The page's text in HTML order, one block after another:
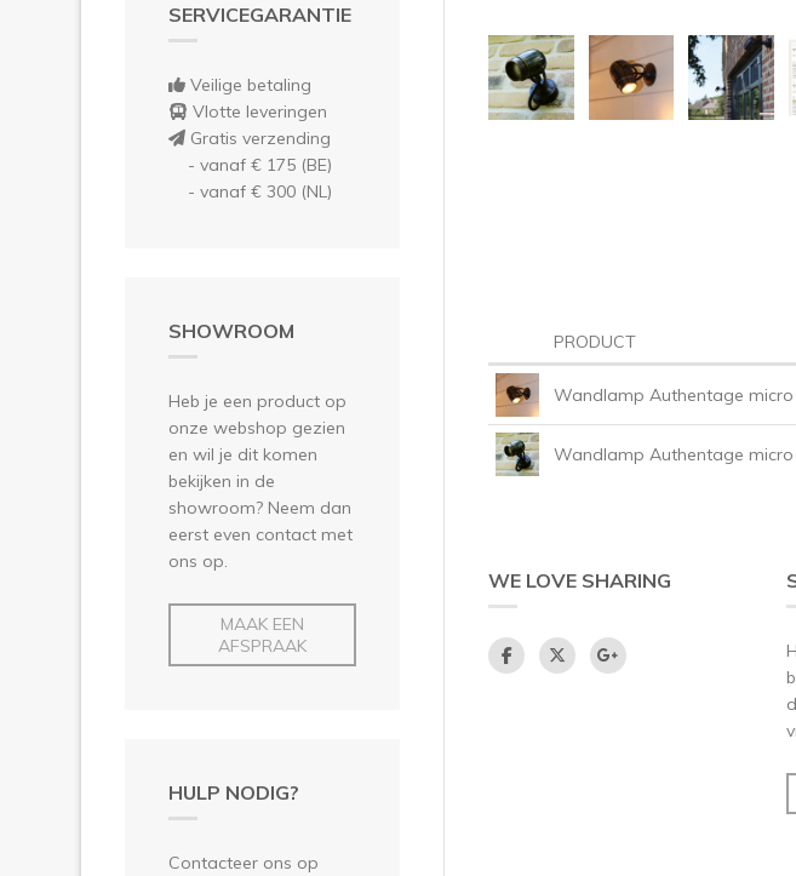
SERVICEGARANTIE
Veilige betaling
Vlotte leveringen
Gratis verzending
- vanaf € 175 (BE)
- vanaf € 300 (NL)
SHOWROOM
Heb je een product op
onze webshop gezien
en wil je dit komen
bekijken in de
showroom? Neem dan
eerst even contact met
ons op.
MAAK EEN
AFSPRAAK
HULP NODIG?
Contacteer ons op
PRODUCT
Wandlamp Authentage
Wandlamp Authentage
WE LOVE SHARING